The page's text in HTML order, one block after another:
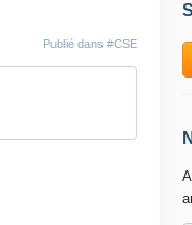
Publié dans #CSE